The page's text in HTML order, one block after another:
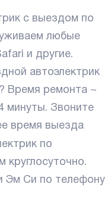
с выездом по
любые
и другие.
автоэлектрик
Время ремонта ~
минуты. Звоните
время выезда
по
круглосуточно.
Эм Си по телефону